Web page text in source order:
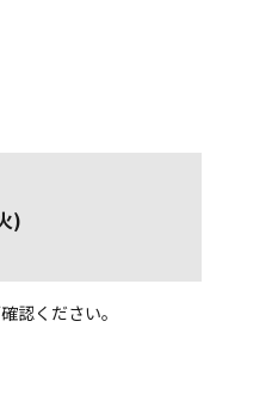
)
認ください。